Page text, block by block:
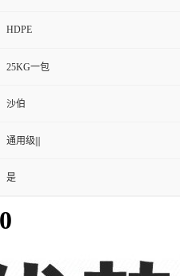
HDPE
25KG一包
沙伯
通用级|||
是